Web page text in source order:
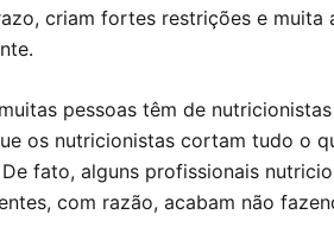
criam fortes restrições e muita
pessoas têm de
os nutricionistas cortam tudo o
fato, alguns profissionais
com razão, acabam não